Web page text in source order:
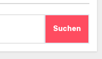
Suchen